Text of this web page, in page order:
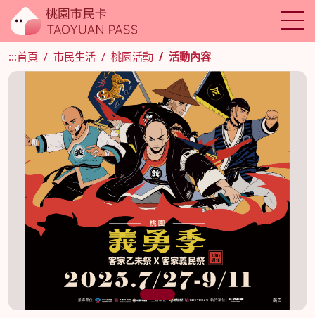
:::首頁 市民生活 桃園活動 活動內容
1